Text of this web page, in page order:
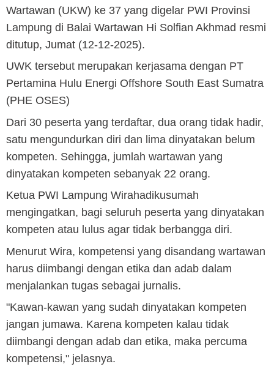
Wartawan (UKW) ke 37 yang digelar PWI Provinsi
Lampung di Balai Wartawan Hi Solfian Akhmad resmi
ditutup, Jumat (12-12-2025).
UWK tersebut merupakan kerjasama dengan PT
Pertamina Hulu Energi Offshore South East Sumatra
(PHE OSES)
Dari 30 peserta yang terdaftar, dua orang tidak hadir,
satu mengundurkan diri dan lima dinyatakan belum
kompeten. Sehingga, jumlah wartawan yang
dinyatakan kompeten sebanyak 22 orang.
Ketua PWI Lampung Wirahadikusumah
mengingatkan, bagi seluruh peserta yang dinyatakan
kompeten atau lulus agar tidak berbangga diri.
Menurut Wira, kompetensi yang disandang wartawan
harus diimbangi dengan etika dan adab dalam
menjalankan tugas sebagai jurnalis.
"Kawan-kawan yang sudah dinyatakan kompeten
jangan jumawa. Karena kompeten kalau tidak
diimbangi dengan adab dan etika, maka percuma
kompetensi," jelasnya.